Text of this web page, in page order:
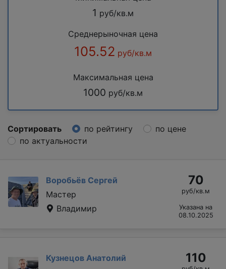
1 руб/кв.м
Среднерыночная цена
105.52 руб/кв.м
Максимальная цена
1000 руб/кв.м
Сортировать по рейтингу
по цене
по актуальности
Воробьёв Сергей
Мастер
Владимир
70
руб/кв.м
Указана на
08.10.2025
Кузнецов Анатолий
110